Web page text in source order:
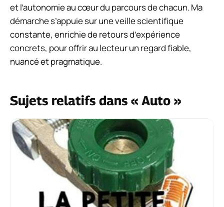
et l’autonomie au cœur du parcours de chacun. Ma
démarche s’appuie sur une veille scientifique
constante, enrichie de retours d’expérience
concrets, pour offrir au lecteur un regard fiable,
nuancé et pragmatique.
Sujets relatifs dans « Auto »